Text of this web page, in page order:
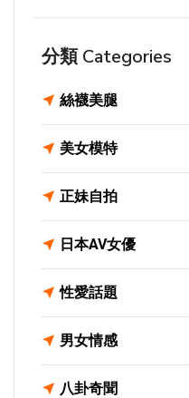
分類 Categories
絲襪美腿
美女模特
正妹自拍
日本AV女優
性愛話題
男女情感
八卦奇聞